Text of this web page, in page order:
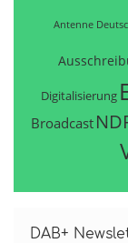
Antenne
Digitalisierung
Broadcast
DAB+